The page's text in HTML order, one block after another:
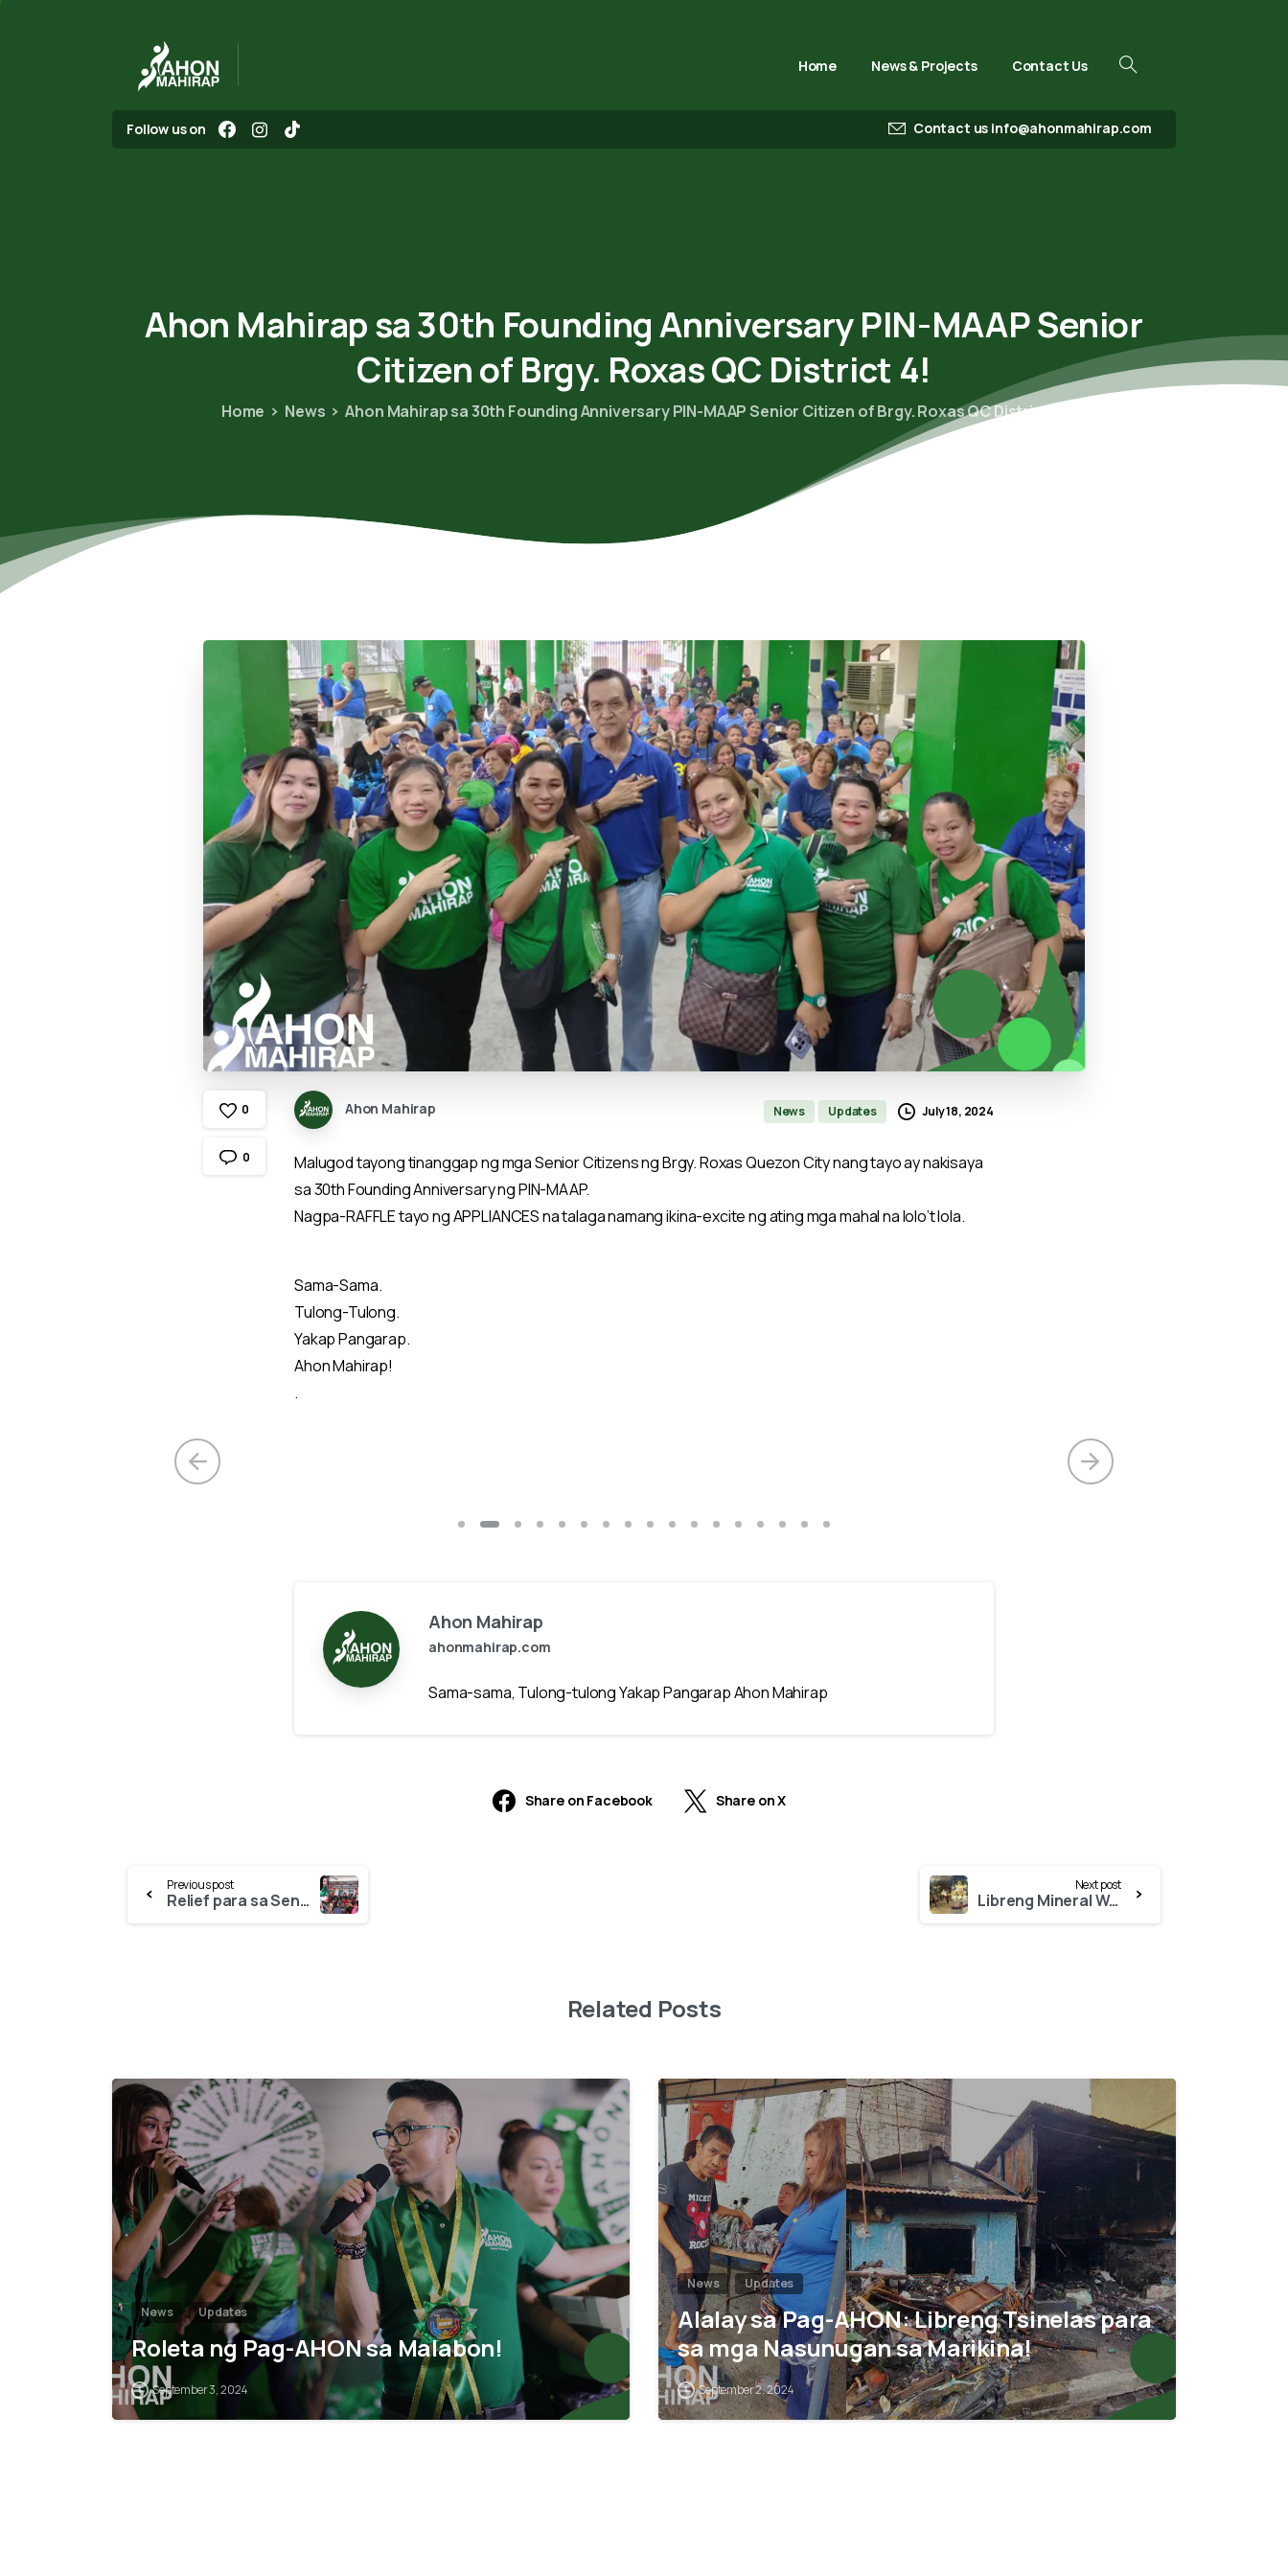
Home News & Projects Contact Us
Follow us on Contact us info@ahonmahirap.com
Ahon Mahirapsa30th FoundingAnniversaryPIN-MAAPSenior
Citizenof Brgy. RoxasQC District 4!
Home News Ahon Mahirap sa 30th Founding Anniversary PIN-MAAP Senior Citizen of Brgy. Roxas QC District 4!
0
0
Ahon Mahirap News Updates July 18, 2024
Malugod tayong tinanggap ng mga Senior Citizens ng Brgy. Roxas Quezon City nang tayo ay nakisaya
sa 30th Founding Anniversary ng PIN-MAAP.
Nagpa-RAFFLE tayo ng APPLIANCES na talaga namang ikina-excite ng ating mga mahal na lolo’t lola.
Sama-Sama.
Tulong-Tulong.
Yakap Pangarap.
Ahon Mahirap!
.
Ahon Mahirap
ahonmahirap.com
Sama-sama, Tulong-tulong Yakap Pangarap Ahon Mahirap
Share on Facebook Share on X
Continue
Previous post
Relief para sa Senior Citizens ng Brgy. Kabayanan, San Juan!
Next post
Libreng Mineral Water para sa Grand Marian Prusisyon 2024!
Related Posts
2
News Updates
Roleta ng Pag-AHON sa Malabon!
September 3, 2024
News Updates
Alalay sa Pag-AHON: Libreng Tsinelas para
sa mga Nasunugan sa Marikina!
September 2, 2024